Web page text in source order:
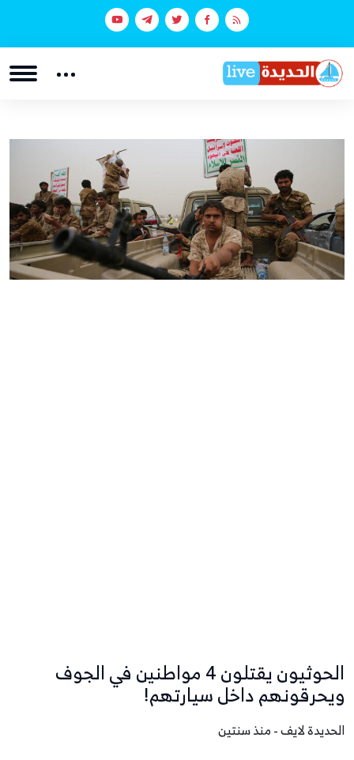
الحوثيون يقتلون 4 مواطنين في الجوف
ويحرقونهم داخل سيارتهم!
الحديدة لايف - منذ سنتين